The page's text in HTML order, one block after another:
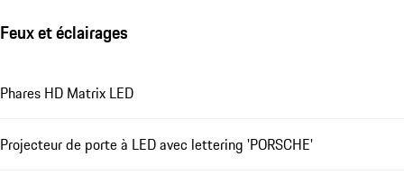
Feux et éclairages
Phares HD Matrix LED
Projecteur de porte à LED avec lettering 'PORSCHE'